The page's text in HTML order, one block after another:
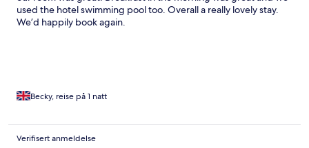
used the hotel swimming pool too. Overall a really lovely stay.
We’d happily book again.
Becky, reise på 1 natt
Verifisert anmeldelse